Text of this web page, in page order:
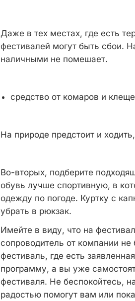
Даже в тех местах, где есть
фестивалей могут быть сбои.
наличными не помешает.
средство от комаров и
На природе предстоит и
Во-вторых, подберите
обувь лучше спортивную, в
одежду по погоде. Куртку с
убрать в рюкзак.
Имейте в виду, что на
сопроводитель от компании
фестиваль, где есть
программу, а вы уже
фестиваля. Не беспокойтесь,
радостью помогут вам или